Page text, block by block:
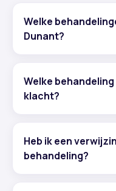
Welke
Dunant?
Welke
klacht?
Heb ik een
behandeling?